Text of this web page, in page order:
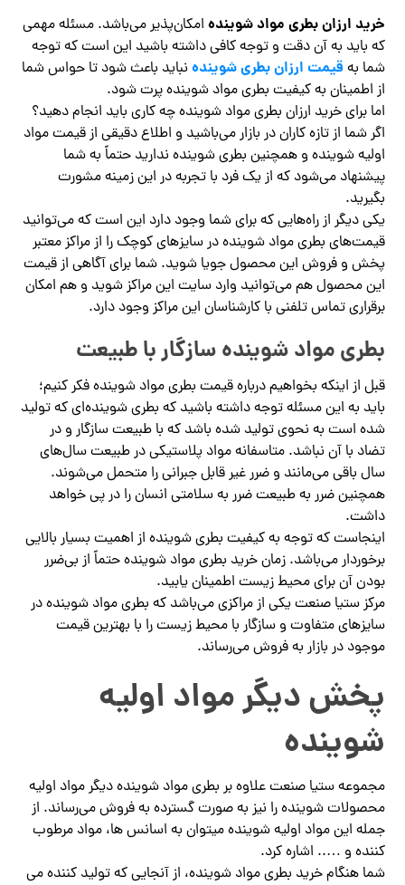
خرید ارزان بطری مواد شوینده امکان‌پذیر می‌باشد. مسئله مهمی
که باید به آن دقت و توجه کافی داشته باشید این است که توجه
شما به قیمت ارزان بطری شوینده نباید باعث شود تا حواس شما
از اطمینان به کیفیت بطری مواد شوینده پرت شود.
اما برای خرید ارزان بطری مواد شوینده چه کاری باید انجام دهید؟
اگر شما از تازه کاران در بازار می‌باشید و اطلاع دقیقی از قیمت مواد
اولیه شوینده و همچنین بطری شوینده ندارید حتماً به شما
پیشنهاد می‌شود که از یک فرد با تجربه در این زمینه مشورت
بگیرید‌.
یکی دیگر از راه‌هایی که برای شما وجود دارد این است که می‌توانید
قیمت‌های بطری مواد شوینده در سایزهای کوچک را از مراکز معتبر
پخش و فروش این محصول جویا شوید. شما برای آگاهی از قیمت
این محصول هم می‌توانید وارد سایت این مراکز شوید و هم امکان
برقراری تماس تلفنی با کارشناسان این مراکز وجود دارد.
بطری مواد شوینده سازگار با طبیعت
قبل از اینکه بخواهیم درباره قیمت بطری مواد شوینده فکر کنیم؛
باید به این مسئله توجه داشته باشید که بطری شوینده‌ای که تولید
شده است به نحوی تولید شده باشد که با طبیعت سازگار و در
تضاد با آن نباشد. متاسفانه مواد پلاستیکی در طبیعت سال‌های
سال باقی می‌مانند و ضرر غیر قابل جبرانی را متحمل می‌شوند.
همچنین ضرر به طبیعت ضرر به سلامتی انسان را در پی خواهد
داشت.
اینجاست که توجه به کیفیت بطری شوینده از اهمیت بسیار بالایی
برخوردار می‌باشد. زمان خرید بطری مواد شوینده حتماً از بی‌ضرر
بودن آن برای محیط زیست اطمینان یابید.
مرکز ستیا صنعت یکی از مراکزی می‌باشد که بطری مواد شوینده در
سایزهای متفاوت و سازگار با محیط زیست را با بهترین قیمت
موجود در بازار به فروش می‌رساند.
پخش دیگر مواد اولیه
شوینده
مجموعه ستیا صنعت علاوه بر بطری مواد شوینده دیگر مواد اولیه
محصولات شوینده را نیز به صورت گسترده به فروش می‌رساند. از
جمله این مواد اولیه شوینده میتوان به اسانس ها، مواد مرطوب
کننده و ….. اشاره کرد.
شما هنگام خرید بطری مواد شوینده، از آنجایی که تولید کننده می